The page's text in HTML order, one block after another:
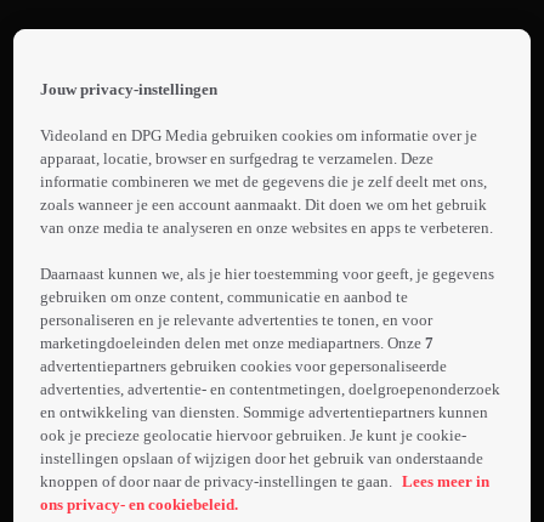
page
Presence
Of Love
Trailer:
The
Presence
Professor Joss reist
naar Engeland en
bezoekt de
boerderij waar haar
onlangs overleden
moeder opgroeide.
Daar maakt ze
kennis met de
Meer
info
Jouw privacy-instellingen
Videoland en DPG Media gebruiken cookies om informatie over je
apparaat, locatie, browser en surfgedrag te verzamelen. Deze
informatie combineren we met de gegevens die je zelf deelt met ons,
zoals wanneer je een account aanmaakt. Dit doen we om het gebruik
van onze media te analyseren en onze websites en apps te verbeteren.
Daarnaast kunnen we, als je hier toestemming voor geeft, je gegevens
gebruiken om onze content, communicatie en aanbod te
personaliseren en je relevante advertenties te tonen, en voor
marketingdoeleinden delen met onze mediapartners. Onze7
advertentiepartners gebruiken cookies voor gepersonaliseerde
advertenties, advertentie- en contentmetingen, doelgroepenonderzoek
en ontwikkeling van diensten. Sommige advertentiepartners kunnen
ook je precieze geolocatie hiervoor gebruiken. Je kunt je cookie-
instellingen opslaan of wijzigen door het gebruik van onderstaande
knoppen of door naar de privacy-instellingen te gaan. Lees meer in
ons privacy- en cookiebeleid.